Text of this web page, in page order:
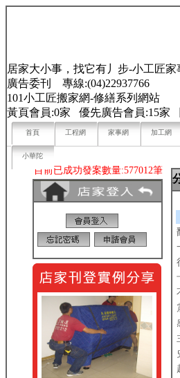
居家大小事，找它有丿步-小工匠
廣告委刊 專線:(04)22937766
101小工匠搬家網-修繕系列網站
黃頁會員:0家 優先廣告會員:15家
首頁 工程網 家事網 加工網
小華陀
目前已成功發案數量:577012筆